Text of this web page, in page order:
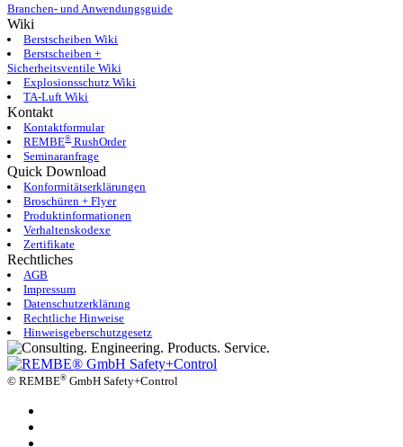
Branchen- und Anwendungsguide
Wiki
Berstscheiben Wiki
Berstscheiben +
Sicherheitsventile Wiki
Explosionsschutz Wiki
TA-Luft Wiki
Kontakt
Kontaktformular
REMBE®RushOrder
Seminaranfrage
Quick Download
Konformitätserklärungen
Broschüren + Flyer
Produktinformationen
Verhaltenskodexe
Zertifikate
Rechtliches
AGB
Impressum
Datenschutzerklärung
Rechtliche Hinweise
Hinweisgeberschutzgesetz
© REMBE® GmbH Safety+Control